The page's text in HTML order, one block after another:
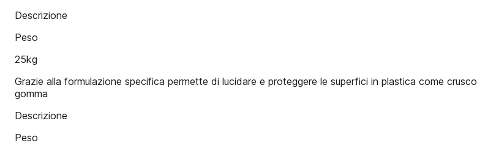
Descrizione
Peso
25kg
Grazie alla formulazione specifica permette di lucidare e proteggere le superfici in plastica come
gomma
Descrizione
Peso